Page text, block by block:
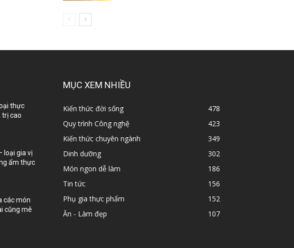
thực
trị cao
loại gia vị
ẩm thực
các món
cũng mê
MỤC XEM NHIỀU
Kiến thức đời sống
478
Quy trình Công nghệ
423
Kiến thức chuyên ngành
349
Dinh dưỡng
302
Món ngon dễ làm
186
Tin tức
156
Phụ gia thực phẩm
152
Ăn - Làm đẹp
107